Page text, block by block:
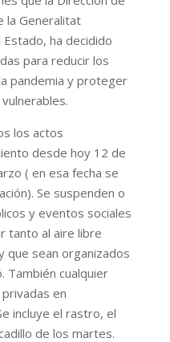
la Generalitat
Estado, ha decidido
para reducir los
pandemia y proteger
los actos
desde hoy 12 de
( en esa fecha se
Se suspenden o
y eventos sociales
tanto al aire libre
que sean organizados
También cualquier
en
incluye el rastro, el
de los martes.